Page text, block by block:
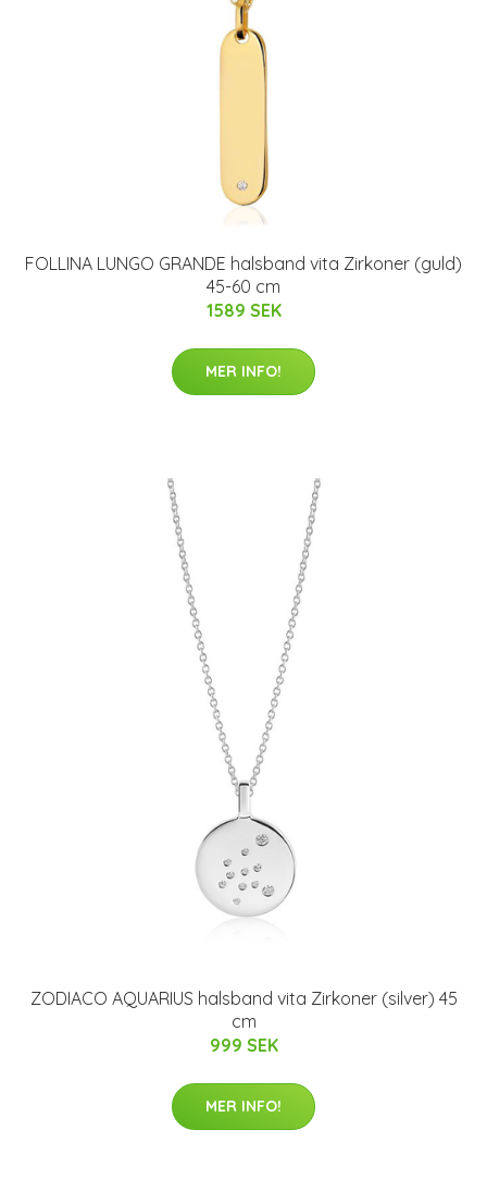
FOLLINA LUNGO GRANDE halsband vita Zirkoner (guld)
45-60 cm
1589 SEK
MER INFO!
ZODIACO AQUARIUS halsband vita Zirkoner (silver) 45
cm
999 SEK
MER INFO!